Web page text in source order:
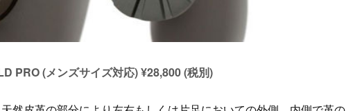
PRO (メンズサイズ対応) ¥28,800 (税別)